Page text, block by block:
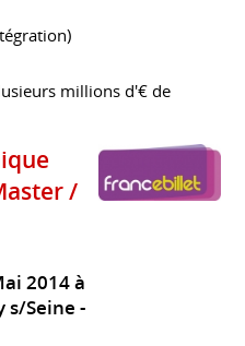
millions d'€ de
/
2014 à
s/Seine